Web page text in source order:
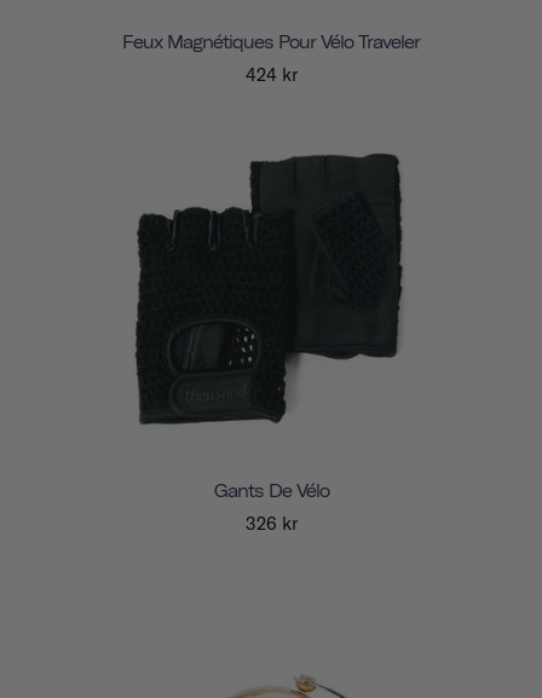
Feux Magnétiques Pour Vélo Traveler
424 kr
Gants De Vélo
326 kr